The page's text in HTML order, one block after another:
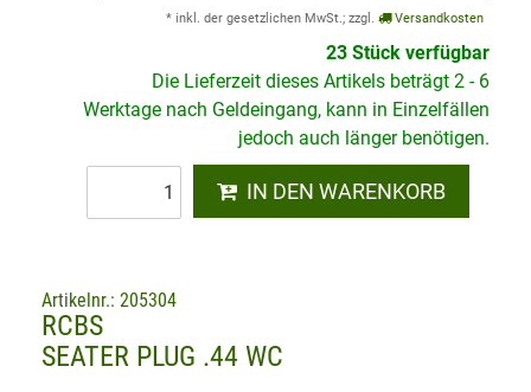
* inkl. der gesetzlichen MwSt.; zzgl. Versandkosten
23 Stück verfügbar
Die Lieferzeit dieses Artikels beträgt 2 - 6
Werktage nach Geldeingang, kann in Einzelfällen
jedoch auch länger benötigen.
IN DEN WARENKORB
Artikelnr.: 205304
RCBS
SEATER PLUG .44 WC